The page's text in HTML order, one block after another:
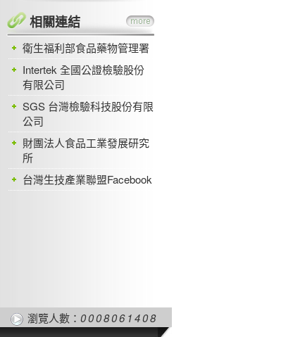
相關連結
衛生福利部食品藥物管理署
Intertek 全國公證檢驗股份
有限公司
SGS 台灣檢驗科技股份有限
公司
財團法人食品工業發展研究
所
台灣生技產業聯盟Facebook
瀏覽人數： 0008061408